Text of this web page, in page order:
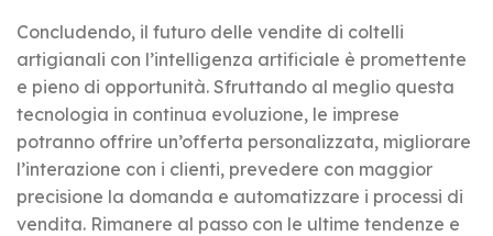
Concludendo, il futuro delle vendite di coltelli
artigianali con l’intelligenza artificiale è promettente
e pieno di opportunità. Sfruttando al meglio questa
tecnologia in continua evoluzione, le imprese
potranno offrire un’offerta personalizzata, migliorare
l’interazione con i clienti, prevedere con maggior
precisione la domanda e automatizzare i processi di
vendita. Rimanere al passo con le ultime tendenze e